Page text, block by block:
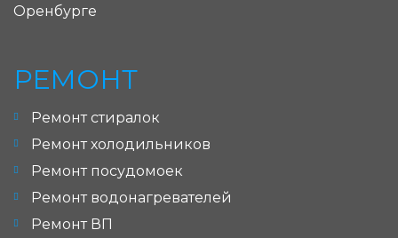
Оренбурге
РЕМОНТ
Ремонт стиралок
Ремонт холодильников
Ремонт посудомоек
Ремонт водонагревателей
Ремонт ВП